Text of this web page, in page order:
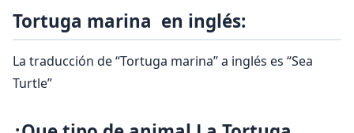
Tortuga marina en inglés:
La traducción de “Tortuga marina” a inglés es “Sea
Turtle”